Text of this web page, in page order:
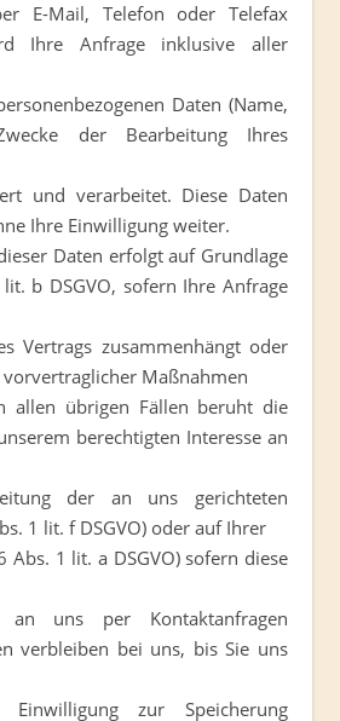
E-Mail, Telefon oder Telefax
Ihre Anfrage inklusive aller
Daten (Name,
der Bearbeitung Ihres
und verarbeitet. Diese Daten
Ihre Einwilligung weiter.
Daten erfolgt auf Grundlage
b DSGVO, sofern Ihre Anfrage
Vertrags zusammenhängt oder
Maßnahmen
allen übrigen Fällen beruht die
berechtigten Interesse an
der an uns gerichteten
1 lit. f DSGVO) oder auf Ihrer
Abs. 1 lit. a DSGVO) sofern diese
uns per Kontaktanfragen
verbleiben bei uns, bis Sie uns
zur Speicherung